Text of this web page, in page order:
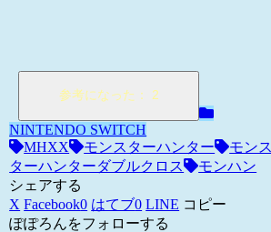
NINTENDO SWITCH
MHXX
モンスターハンター
モンス
ターハンターダブルクロス
モンハン
シェアする
X Facebook0 はてブ0 LINE コピー
ぽぽろんをフォローする